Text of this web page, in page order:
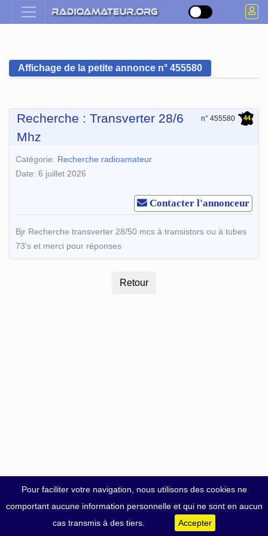
Pour faciliter votre navigation, nous utilisons des cookies ne
comportant aucune information personnelle et qui ne sont en aucun
cas transmis à des tiers.
Accepter
Affichage de la petite annonce n° 455580
Recherche : Transverter 28/6
Mhz
n° 455580 44
Catégorie: Recherche radioamateur
Date: 6 juillet 2026
Contacter l'annonceur
Bjr Recherche transverter 28/50 mcs à transistors ou à tubes
73's et merci pour réponses